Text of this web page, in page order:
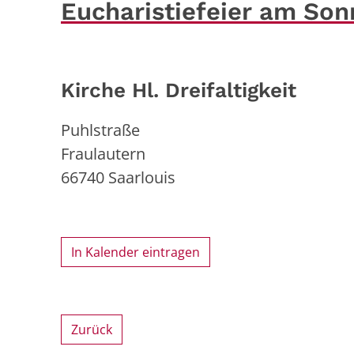
Eucharistiefeier am
Kirche Hl. Dreifaltigkeit
Puhlstraße
Fraulautern
66740 Saarlouis
In Kalender eintragen
Zurück